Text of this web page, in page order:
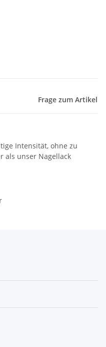
Frage zum Artikel
Intensität, ohne zu
als unser Nagellack